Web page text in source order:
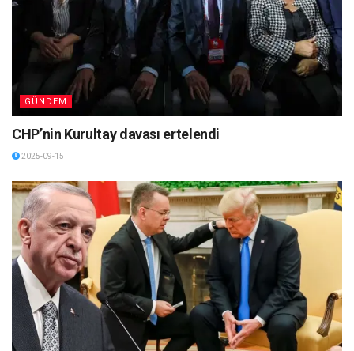
GÜNDEM
CHP’nin Kurultay davası ertelendi
2025-09-15